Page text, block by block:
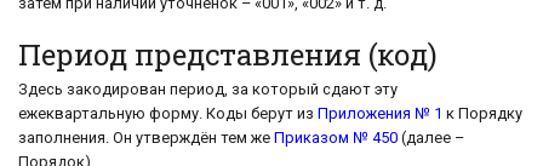
Период представления (код)
Здесь закодирован период, за который сдают эту
ежеквартальную форму. Коды берут из Приложения № 1 к Порядку
заполнения. Он утверждён тем же Приказом № 450 (далее –
Порядок).